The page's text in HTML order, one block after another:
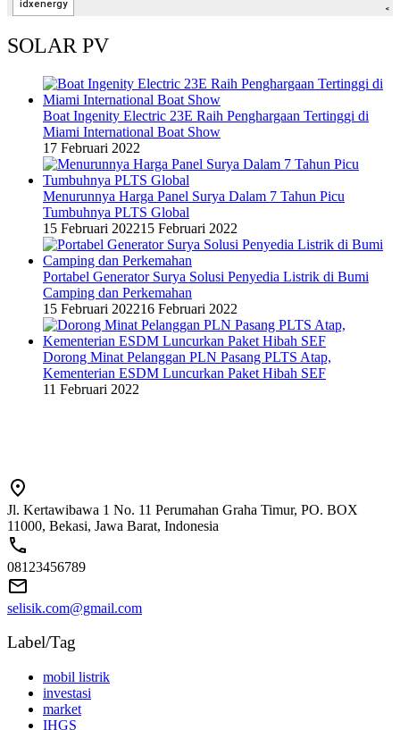
SOLAR PV
Boat Ingenity Electric 23E Raih Penghargaan Tertinggi di
Miami International Boat Show
17 Februari 2022
Menurunnya Harga Panel Surya Dalam 7 Tahun Picu
Tumbuhnya PLTS Global
15 Februari 202215 Februari 2022
Portabel Generator Surya Solusi Penyedia Listrik di Bumi
Camping dan Perkemahan
15 Februari 202216 Februari 2022
Dorong Minat Pelanggan PLN Pasang PLTS Atap,
Kementerian ESDM Luncurkan Paket Hibah SEF
11 Februari 2022
Jl. Kertawibawa 1 No. 11 Perumahan Graha Timur, PO. BOX
11000, Bekasi, Jawa Barat, Indonesia
08123456789
selisik.com@gmail.com
Label/Tag
mobil listrik
investasi
market
IHGS